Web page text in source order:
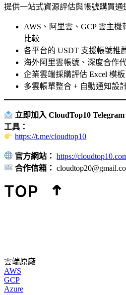
提供一站式資源評估與帳號購買通
AWS、阿里雲、GCP 雲主
比較
各平台的 USDT 支援帳號推
海外阿里雲帳號、深度合作
企業雲端採購評估 Excel 模板
多雲帳單整合 + 自動通知設
立即加入 CloudTop10
工具：
https://t.me/cloudtop10
官方網站：
https://
合作信箱：
雲端原廠
AWS
GCP
Azure